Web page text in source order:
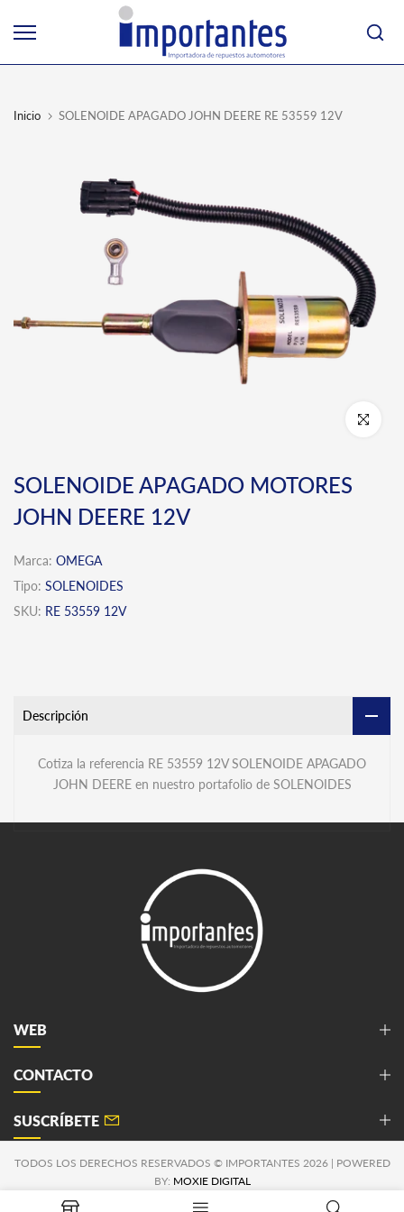
al
Inicio SOLENOIDE APAGADO JOHN DEERE RE 53559 12V
Click para
SOLENOIDE APAGADO MOTORES
JOHN DEERE 12V
Marca: OMEGA
Tipo: SOLENOIDES
SKU: RE 53559 12V
Descripción
Cotiza la referencia RE 53559 12V SOLENOIDE APAGADO
JOHN DEERE en nuestro portafolio de SOLENOIDES
WEB
CONTACTO
SUSCRÍBETE
TODOS LOS DERECHOS RESERVADOS © IMPORTANTES 2026 | POWERED
BY: MOXIE DIGITAL